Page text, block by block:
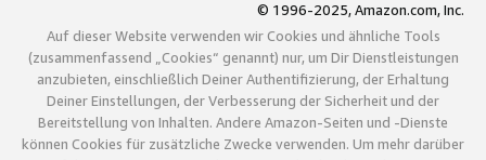
© 1996-2025, Amazon.com, Inc.
Auf dieser Website verwenden wir Cookies und ähnliche Tools
(zusammenfassend „Cookies“ genannt) nur, um Dir Dienstleistungen
anzubieten, einschließlich Deiner Authentifizierung, der Erhaltung
Deiner Einstellungen, der Verbesserung der Sicherheit und der
Bereitstellung von Inhalten. Andere Amazon-Seiten und -Dienste
können Cookies für zusätzliche Zwecke verwenden. Um mehr darüber